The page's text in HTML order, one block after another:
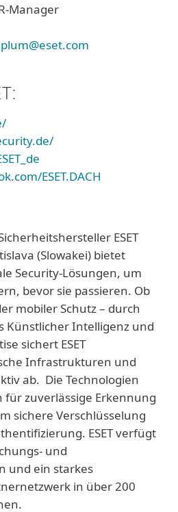
Manager
ESET.DACH
ESET
(Slowakei) bietet
Security-Lösungen, um
bevor sie passieren. Ob
mobiler Schutz – durch
Künstlicher Intelligenz und
sichert ESET
Infrastrukturen und
ab. Die Technologien
für zuverlässige Erkennung
sichere Verschlüsselung
ESET verfügt
und
und ein starkes
in über 200